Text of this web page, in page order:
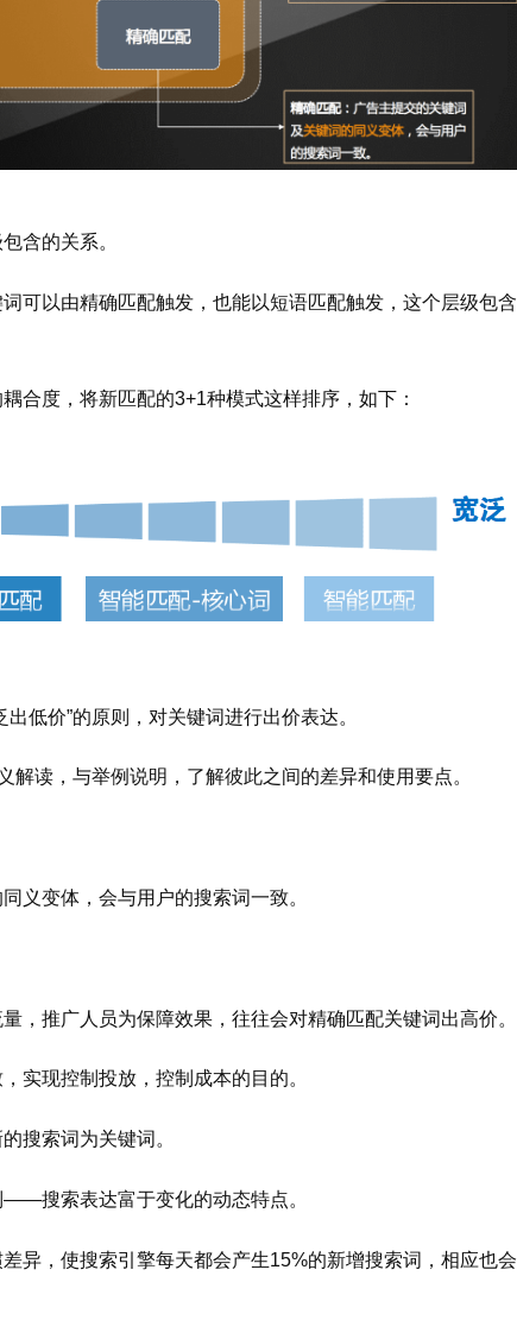
含的关系。
可以由精确匹配触发，也能以短语匹配触发，这个层级包含
合度，将新匹配的3+1种模式这样排序，如下：
低价”的原则，对关键词进行出价表达。
解读，与举例说明，了解彼此之间的差异和使用要点。
义变体，会与用户的搜索词一致。
，推广人员为保障效果，往往会对精确匹配关键词出高价。
实现控制投放，控制成本的目的。
搜索词为关键词。
搜索表达富于变化的动态特点。
异，使搜索引擎每天都会产生15%的新增搜索词，相应也会